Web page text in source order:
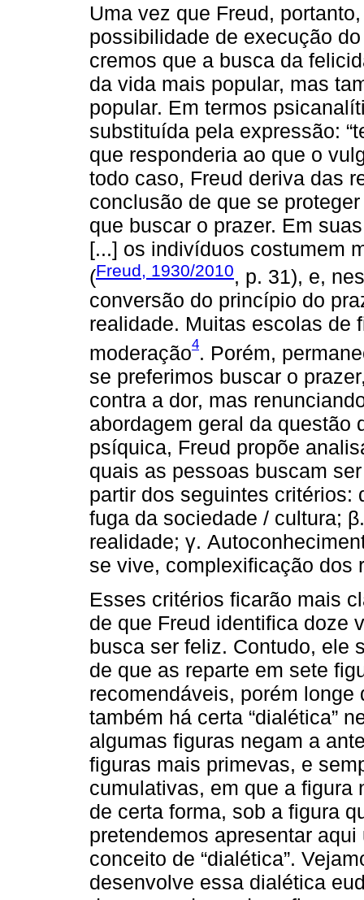
Uma vez que Freud,
possibilidade de execução
cremos que a busca da
da vida mais popular, mas
popular. Em termos
substituída pela expressão:
que responderia ao que o
todo caso, Freud deriva das
conclusão de que se
que buscar o prazer. Em
[...] os indivíduos costumem
(Freud, 1930/2010, p. 31), e,
conversão do princípio do
realidade. Muitas escolas de
moderação4. Porém,
se preferimos buscar o
contra a dor, mas
abordagem geral da questão
psíquica, Freud propõe
quais as pessoas buscam
partir dos seguintes critérios:
fuga da sociedade / cultura;
realidade; γ.
se vive, complexificação dos
Esses critérios ficarão mais
de que Freud identifica doze
busca ser feliz. Contudo, ele
de que as reparte em sete
recomendáveis, porém
também há certa “dialética”
algumas figuras negam a
figuras mais primevas, e
cumulativas, em que a figura
de certa forma, sob a figura
pretendemos apresentar
conceito de “dialética”.
desenvolve essa dialética